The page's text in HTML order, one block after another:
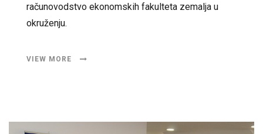
računovodstvo ekonomskih fakulteta zemalja u
okruženju.
VIEW MORE